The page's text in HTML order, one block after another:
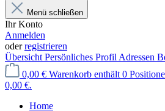
Menü schließen
Ihr Konto
Anmelden
oderregistrieren
Übersicht Persönliches Profil Adressen
0,00 € Warenkorb enthält 0
0,00 €.
Home